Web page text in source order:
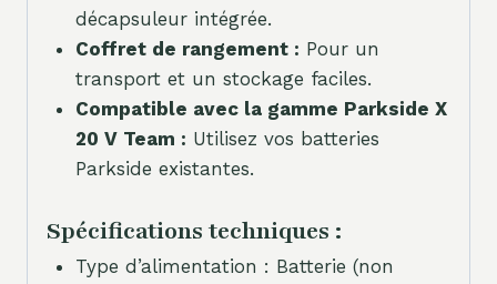
décapsuleur intégrée.
Coffret de rangement : Pour un
transport et un stockage faciles.
Compatible avec la gamme Parkside X
20 V Team : Utilisez vos batteries
Parkside existantes.
Spécifications techniques :
Type d’alimentation : Batterie (non